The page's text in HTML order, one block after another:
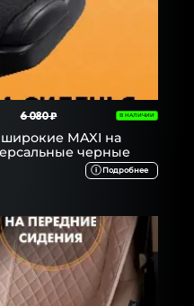
6 080 ₽ В НАЛИЧИИ
MAXI на
черные
Подробнее